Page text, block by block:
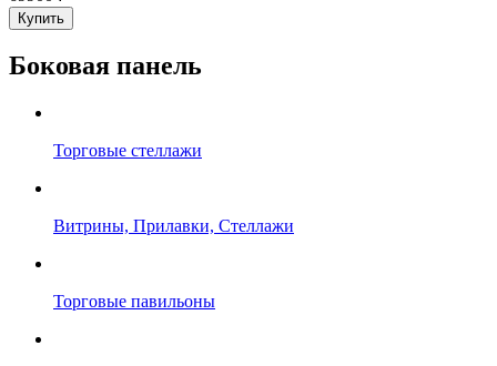
Купить
Боковая панель
Торговые стеллажи
Витрины, Прилавки, Стеллажи
Торговые павильоны